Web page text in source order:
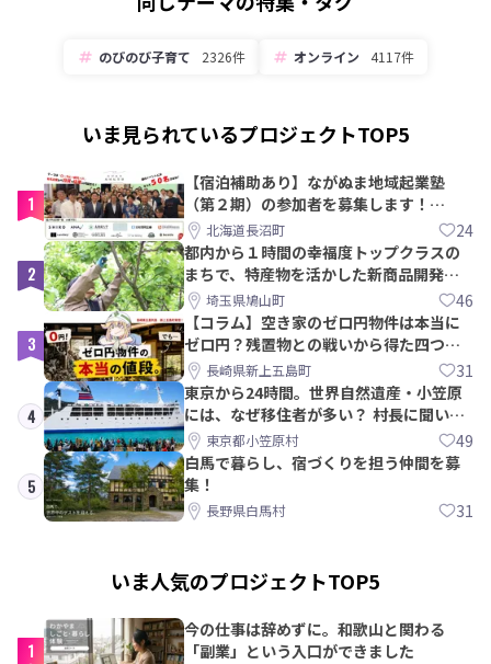
のびのび子育て 2326件 オンライン 4117件
いま見られているプロジェクトTOP5
1
【宿泊補助あり】ながぬま地域起業塾
（第２期）の参加者を募集します！
【8/21〆】
北海道長沼町 24
2
都内から１時間の幸福度トップクラスの
まちで、特産物を活かした新商品開発＆
PRメンバー募集！
埼玉県鳩山町 46
3
【コラム】空き家のゼロ円物件は本当に
ゼロ円？残置物との戦いから得た四つの
教訓｜新上五島町
長崎県新上五島町 31
4
東京から24時間。世界自然遺産・小笠原
には、なぜ移住者が多い？ 村長に聞いて
みた東京都小笠原村 49
5
白馬で暮らし、宿づくりを担う仲間を募
集！
長野県白馬村 31
いま人気のプロジェクトTOP5
1
今の仕事は辞めずに。和歌山と関わる
「副業」という入口ができました